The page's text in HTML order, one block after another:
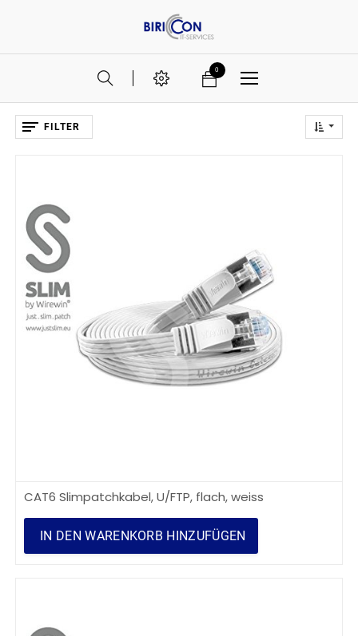
0
FILTER
CAT6 Slimpatchkabel, U/FTP, flach, weiss
IN DEN WARENKORB HINZUFÜGEN